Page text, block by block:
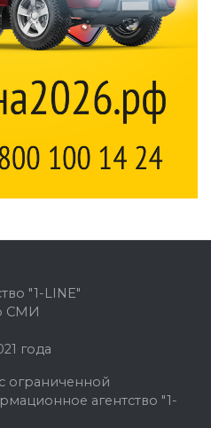
"1-LINE"
СМИ
года
ограниченной
агентство "1-